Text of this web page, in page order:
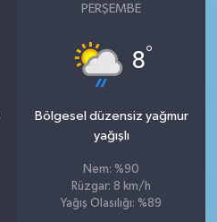
PERŞEMBE
8°
Bölgesel düzensiz yağmur
yağışlı
Nem: %90
Rüzgar: 8 km/h
Yağış Olasılığı: %89